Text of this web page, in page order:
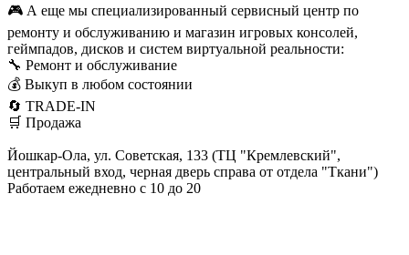
🎮 А еще мы специализированный сервисный центр по
ремонту и обслуживанию и магазин игровых консолей,
геймпадов, дисков и систем виртуальной реальности:
🔧 Ремонт и обслуживание
💰 Выкуп в любом состоянии
🔄 TRADE-IN
🛒 Продажа
Йошкар-Ола, ул. Советская, 133 (ТЦ "Кремлевский",
центральный вход, черная дверь справа от отдела "Ткани")
Работаем ежедневно с 10 до 20